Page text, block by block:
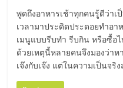
ธุรกิจ
SME
แห่ง
ประเทศไทย,
พูดถึงอาหารเช้าทุกคนรู้ดีว่า
เวลามาประดิดประดอยทำอ
เมนูแบบรีบทำ รีบกิน หรือซื้อ
ด้วยเหตุนี้หลายคนจึงมองว่า
เจ๊งกับเจ๊ง แต่ในความเป็นจ